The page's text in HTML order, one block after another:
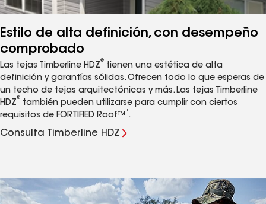
Estilo de alta definición, con desempeño
comprobado
Las tejas Timberline HDZ
®
tienen una estética de alta
definición y garantías sólidas. Ofrecen todo lo que esperas de
un techo de tejas arquitectónicas y más. Las tejas Timberline
HDZ
®
también pueden utilizarse para cumplir con ciertos
requisitos de FORTIFIED Roof™
1
.
Consulta Timberline HDZ